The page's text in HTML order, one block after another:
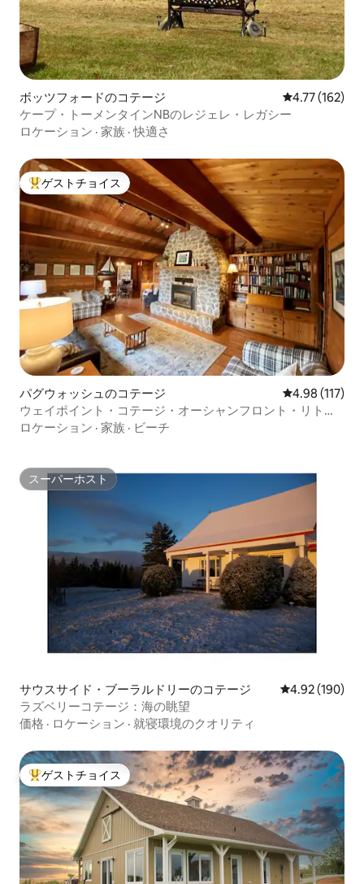
ボッツフォードのコテージ レビュー162
4.77 (162)
ケープ・トーメンタインNBのレジェレ・レガシー
ロケーション · 家族 ·快適さ
大好評のゲストチョイスです。
ゲストチョイス
パグウォッシュのコテージ レビュー117
4.98 (117)
ウェイポイント・コテージ・オーシャンフロント・リトリ
ート
ロケーション · 家族 · ビーチ
スーパーホスト
スーパーホスト
サウスサイド・ブーラルドリーのコテージ レビュー190
4.92 (190)
ラズベリーコテージ：海の眺望
価格 · ロケーション · 就寝環境のクオリティ
大好評のゲストチョイスです。
ゲストチョイス